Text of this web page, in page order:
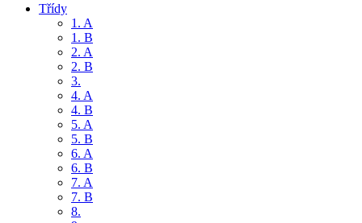
Třídy
1. A
1. B
2. A
2. B
3.
4. A
4. B
5. A
5. B
6. A
6. B
7. A
7. B
8.